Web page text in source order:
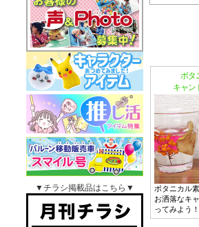
ボタ
キャン
ボタニカル
お洒落なキ
ってみよう！
▼チラシ掲載品はこちら▼